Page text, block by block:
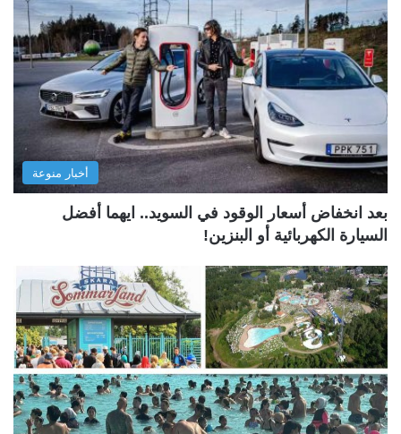
أخبار منوعة
بعد انخفاض أسعار الوقود في السويد.. ايهما أفضل
السيارة الكهربائية أو البنزين!